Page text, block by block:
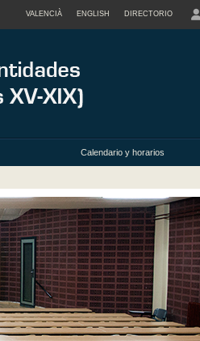
VALENCIÀ ENGLISH DIRECTORIO
Calendario y horarios